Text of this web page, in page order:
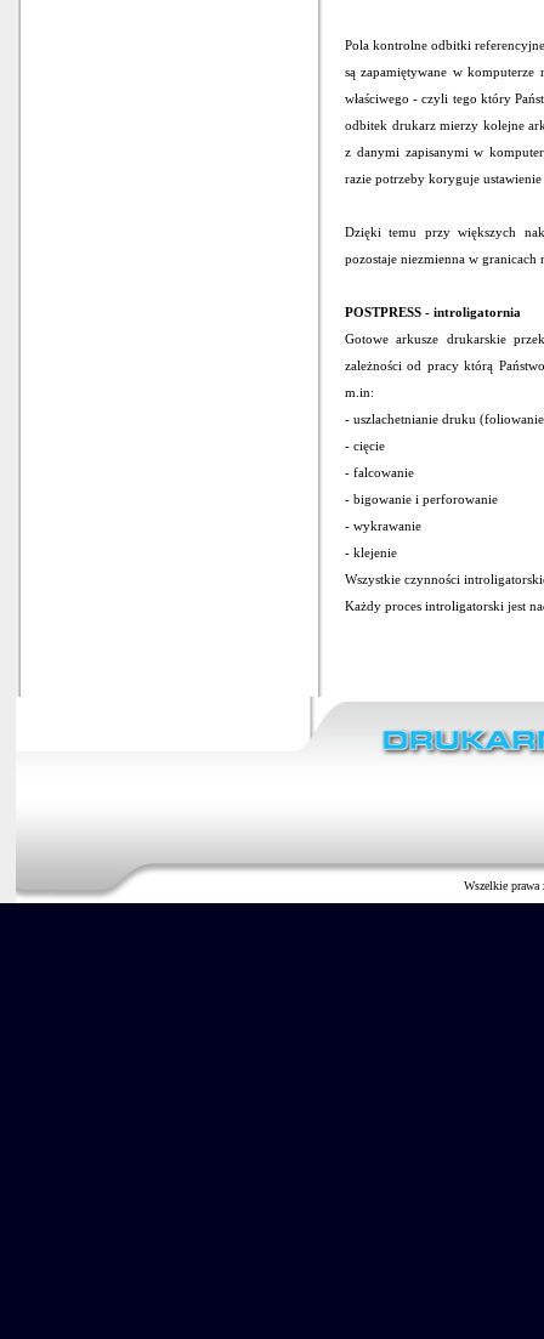
Pola kontrolne odbitki
są zapamiętywane w komputerze
właściwego - czyli tego który
odbitek drukarz mierzy kolejne
z danymi zapisanymi w
razie potrzeby koryguje
Dzięki temu przy większych
pozostaje niezmienna w
POSTPRESS - introligatornia
Gotowe arkusze drukarskie
zależności od pracy którą
m.in:
- uszlachetnianie druku
- cięcie
- falcowanie
- bigowanie i perforowanie
- wykrawanie
- klejenie
Wszystkie czynności
Każdy proces introligatorski jest
Wszelkie